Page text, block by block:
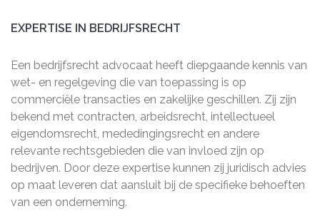
EXPERTISE IN BEDRIJFSRECHT
Een bedrijfsrecht advocaat heeft diepgaande kennis van
wet- en regelgeving die van toepassing is op
commerciële transacties en zakelijke geschillen. Zij zijn
bekend met contracten, arbeidsrecht, intellectueel
eigendomsrecht, mededingingsrecht en andere
relevante rechtsgebieden die van invloed zijn op
bedrijven. Door deze expertise kunnen zij juridisch advies
op maat leveren dat aansluit bij de specifieke behoeften
van een onderneming.